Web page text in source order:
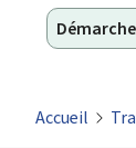
Accueil